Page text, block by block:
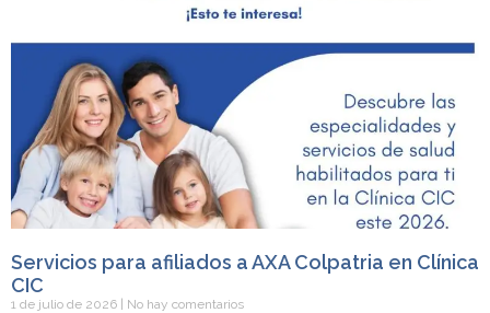
Servicios para afiliados a AXA Colpatria en Clínica
CIC
1 de julio de 2026 No hay comentarios